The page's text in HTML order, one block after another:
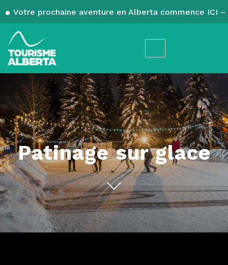
Votre prochaine aventure en Alberta commence ICI
Patinage sur glace